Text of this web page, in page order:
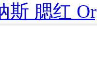
斯 腮红